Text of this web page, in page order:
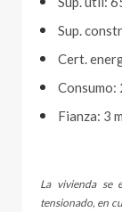
Sup.
Cert.
Consumo:
Fianza: 3
La vivienda se
tensionado, en